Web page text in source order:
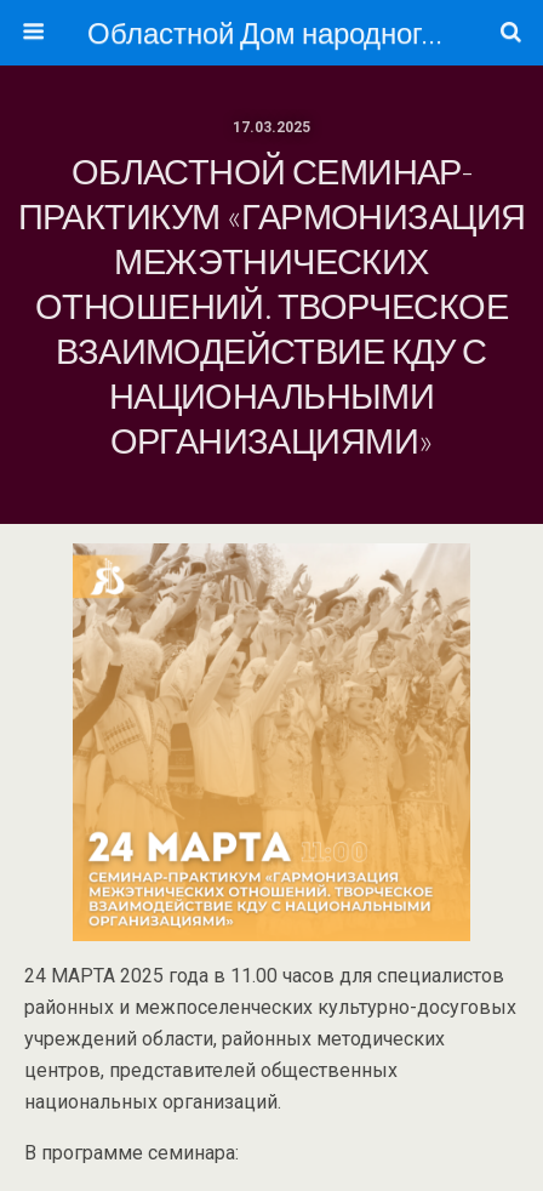
Областной Дом народного творчества
17.03.2025
ОБЛАСТНОЙ СЕМИНАР-
ПРАКТИКУМ «ГАРМОНИЗАЦИЯ
МЕЖЭТНИЧЕСКИХ
ОТНОШЕНИЙ. ТВОРЧЕСКОЕ
ВЗАИМОДЕЙСТВИЕ КДУ С
НАЦИОНАЛЬНЫМИ
ОРГАНИЗАЦИЯМИ»
24 МАРТА 2025 года в 11.00 часов для специалистов
районных и межпоселенческих культурно-досуговых
учреждений области, районных методических
центров, представителей общественных
национальных организаций.
В программе семинара: